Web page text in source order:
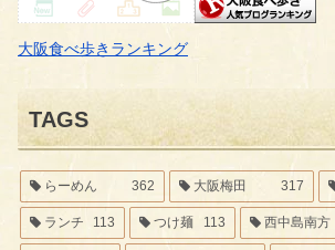
大阪食べ歩きランキング
TAGS
らーめん 362 大阪梅田 317
ランチ 113 つけ麺 113 西中島南方